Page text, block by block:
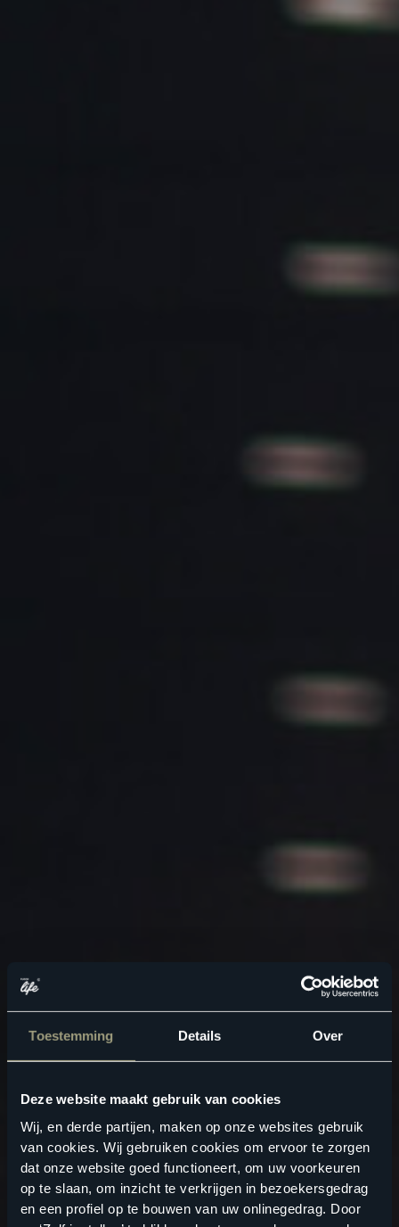
Toestemming Details Over
Deze website maakt gebruik van cookies
Wij, en derde partijen, maken op onze websites gebruik
van cookies. Wij gebruiken cookies om ervoor te zorgen
dat onze website goed functioneert, om uw voorkeuren
op te slaan, om inzicht te verkrijgen in bezoekersgedrag
en een profiel op te bouwen van uw onlinegedrag. Door